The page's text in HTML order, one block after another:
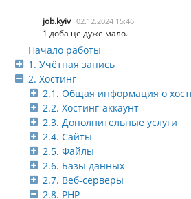
Начало работы
1. Учётная запись
2. Хостинг
2.1. Общая информация о
2.2. Хостинг-аккаунт
2.3. Дополнительные услуги
2.4. Сайты
2.5. Файлы
2.6. Базы данных
2.7. Веб-серверы
2.8. PHP
job.kyiv 02.12.2024 15:46
1 доба це дуже мало.